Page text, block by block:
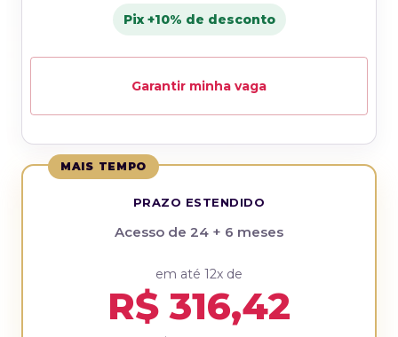
Pix +10% de desconto
Garantir minha vaga
MAIS TEMPO
PRAZO ESTENDIDO
Acesso de 24 + 6 meses
em até 12x de
R$ 316,42